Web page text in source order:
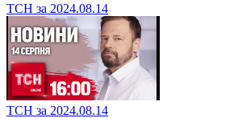
ТСН за 2024.08.14
ТСН за 2024.08.14